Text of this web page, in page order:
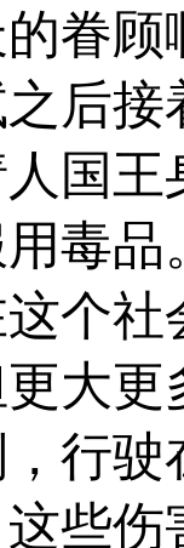
眷顾
后
国
毒
个
大
行
些